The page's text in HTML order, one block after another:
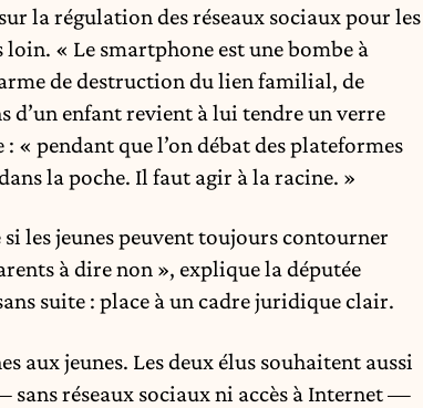
la régulation des réseaux sociaux pour les
« Le smartphone est une bombe à
de destruction du lien familial, de
d’un enfant revient à lui tendre un verre
« pendant que l’on débat des plateformes
la poche. Il faut agir à la racine. »
les jeunes peuvent toujours contourner
à dire non », explique la députée
suite : place à un cadre juridique clair.
aux jeunes. Les deux élus souhaitent aussi
réseaux sociaux ni accès à Internet —